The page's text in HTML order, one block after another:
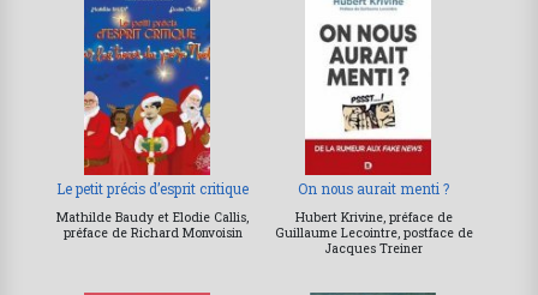
Le petit précis d’esprit critique
Mathilde Baudy et Elodie Callis,
préface de Richard Monvoisin
On nous aurait menti ?
Hubert Krivine, préface de
Guillaume Lecointre, postface de
Jacques Treiner